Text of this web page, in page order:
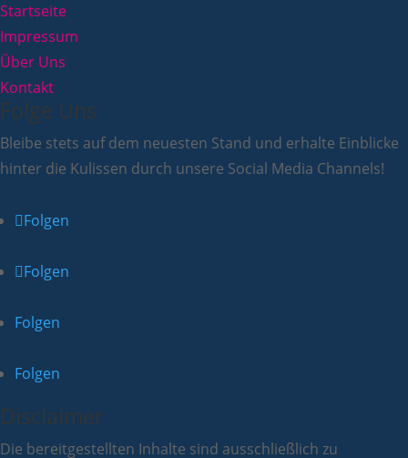
Startseite
Impressum
Über Uns
Kontakt
Folge Uns
Bleibe stets auf dem neuesten Stand und erhalte Einblicke
hinter die Kulissen durch unsere Social Media Channels!
Folgen
Folgen
Folgen
Folgen
Disclaimer
Die bereitgestellten Inhalte sind ausschließlich zu